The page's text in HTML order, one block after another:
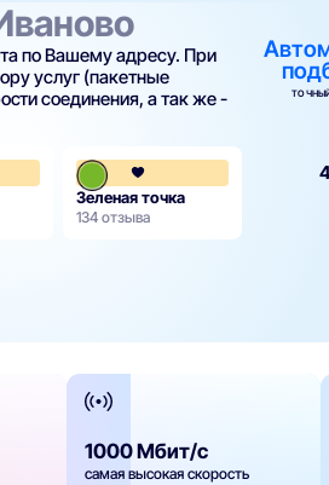
по Вашему адресу. При
услуг (пакетные
соединения, а так же -
4.1
Зеленая точка
134 отзыва
1000 Мбит/с
самая высокая скорость